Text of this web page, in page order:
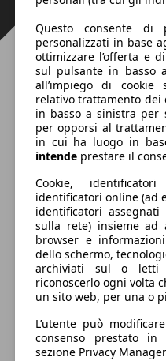
Questo consente di
personalizzati in base
ottimizzare l’offerta e
sul pulsante in basso
all’impiego di
relativo trattamento
in basso a sinistra per
per opporsi al
in cui ha luogo in
intende prestare il
Cookie,
identificatori online (ad
identificatori
sulla rete) insieme
browser e
dello schermo,
archiviati sul o letti
riconoscerlo ogni volta
un sito web, per una o
L’utente può
consenso prestato in
sezione Privacy